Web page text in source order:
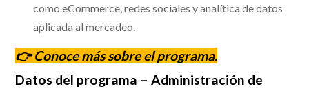
como eCommerce, redes sociales y analítica de datos
aplicada al mercadeo.
👉 Conoce más sobre elprograma.
Datos del programa – Administración de